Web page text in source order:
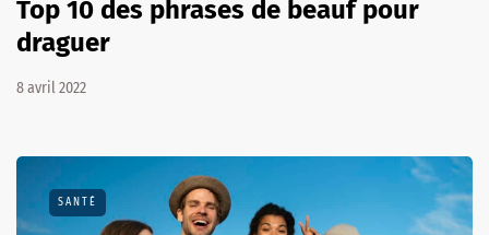
Top 10 des phrases de beauf pour
draguer
8 avril 2022
SANTÉ